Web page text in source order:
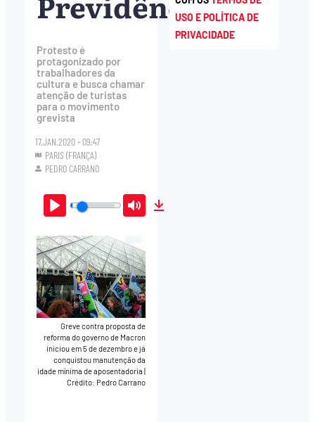
Protesto é
protagonizado por
trabalhadores da
cultura e busca chamar
atenção de turistas
para o movimento
grevista
17.JAN.2020 - 09:47
PARIS (FRANÇA)
PEDRO CARRANO
Play Mute
Greve contra proposta de
reforma do governo de Macron
iniciou em 5 de dezembro e já
conquistou manutenção da
idade mínima de aposentadoria|
Crédito: Pedro Carrano
USO E POLÍTICA DE
PRIVACIDADE